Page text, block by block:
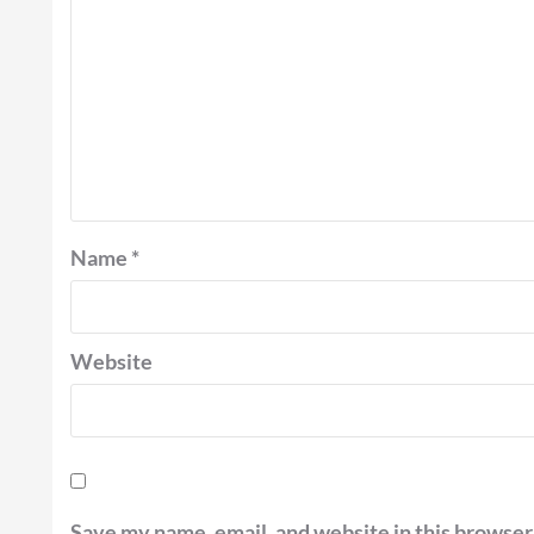
Name *
Website